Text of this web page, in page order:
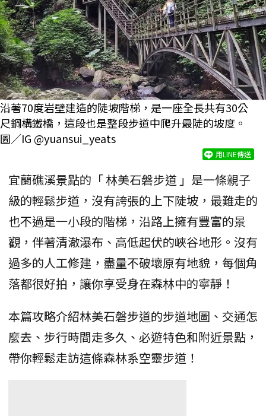
沿著70度岩壁建造的陡坡階梯，是一座全長共有30公
尺鋼構鐵橋，這段也是整段步道中爬升最陡的坡度。
圖／IG @yuansui_yeats
用LINE傳送
宜蘭礁溪景點的「 林美石磐步道 」是一條親子
級的輕鬆步道，沒有誇張的上下陡坡，最難走的
也不過是一小段的階梯，沿路上擁有豐富的景
觀，伴著清澈瀑布、高低起伏的峽谷地形。沒有
過多的人工修建，盡量不破壞原有地貌，每個角
落都很好拍，讓你享受身在森林中的寧靜！
本篇攻略介紹林美石磐步道的步道地圖、交通怎
麼去、步行時間走多久、必遊特色和附近景點，
帶你輕鬆走訪這條森林系空靈步道！